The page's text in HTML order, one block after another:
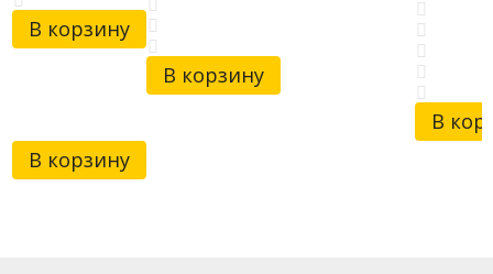
В корзину
В корзину
В
В корзину